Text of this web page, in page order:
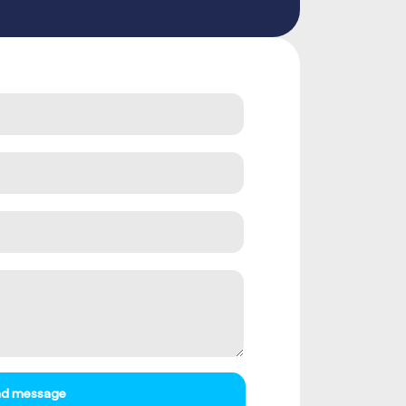
message